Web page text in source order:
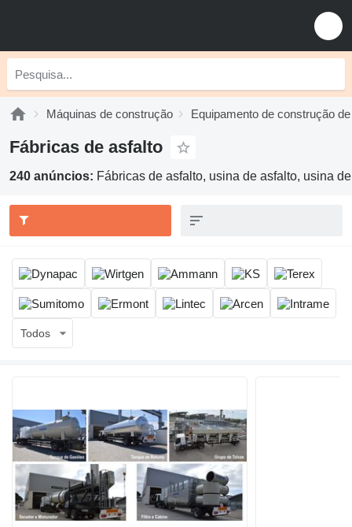
Máquinas de construção Equipamento de construção
Fábricas de asfalto
240 anúncios: Fábricas de asfalto, usina de asfalto, usina
Todos